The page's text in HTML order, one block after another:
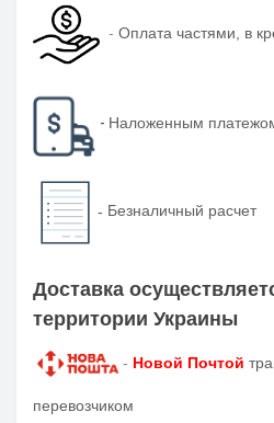
- Оплата частями, в
- Наложенным
- Безналичный расчет
Доставка
территории Украины
- Новой Почтой
перевозчиком